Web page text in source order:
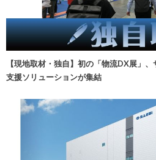
【現地取材・独自】初の「物流DX展」
支援ソリューションが集結